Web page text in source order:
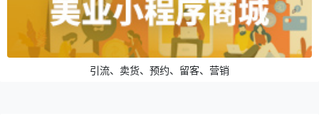
引流、卖货、预约、留客、营销